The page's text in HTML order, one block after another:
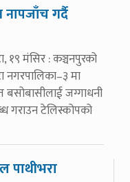
गर्दै
१९ मंसिर : कञ्चनपुरको
नगरपालिका–३ मा
बसोबासीलाई जग्गाधनी
गराउन टेलिस्कोपको
पाथीभरा